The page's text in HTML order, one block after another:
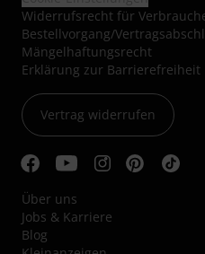
Widerrufsrecht für
Bestellvorgang/
Mängelhaftungsrecht
Erklärung zur Barrierefreiheit
Vertrag widerrufen
Über uns
Jobs & Karriere
Blog